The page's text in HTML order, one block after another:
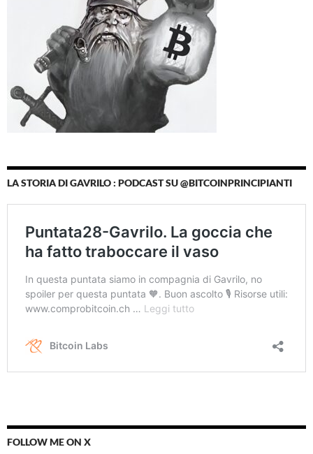
LA STORIA DI GAVRILO : PODCAST SU @BITCOINPRINCIPIANTI
FOLLOW ME ON X